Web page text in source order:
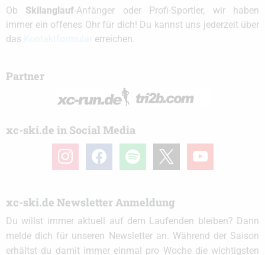
Ob Skilanglauf-Anfänger oder Profi-Sportler, wir haben
immer ein offenes Ohr für dich! Du kannst uns jederzeit über
das
erreichen.
Partner
xc-ski.de in Social Media
instagramfacebook spotify youtube
xc-ski.de Newsletter Anmeldung
Du willst immer aktuell auf dem Laufenden bleiben? Dann
melde dich für unseren Newsletter an. Während der Saison
erhältst du damit immer einmal pro Woche die wichtigsten